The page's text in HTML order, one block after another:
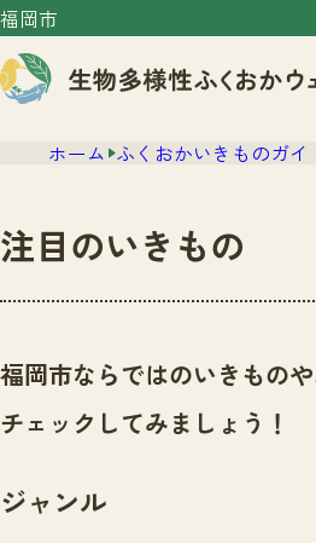
福岡市
センター紹介
センター紹介TOP
サイトポリシー
ニュース
いきものガイド
イベント
ホーム ふくおかいきものガイ
注目のいきもの
福岡市ならではのいきもの
チェックしてみましょう！
ジャンル